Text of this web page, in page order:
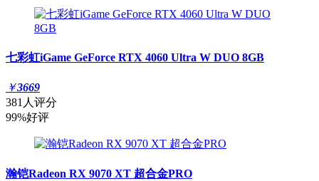
七彩虹iGame GeForce RTX 4060 Ultra W DUO 8GB
￥3669
381人评分
99%好评
瀚铠Radeon RX 9070 XT 超合金PRO